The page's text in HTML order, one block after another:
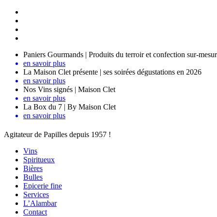
Paniers Gourmands | Produits du terroir et confection sur-
en savoir plus
La Maison Clet présente | ses soirées dégustations en 2026
en savoir plus
Nos Vins signés | Maison Clet
en savoir plus
La Box du 7 | By Maison Clet
en savoir plus
Agitateur de Papilles depuis 1957 !
Vins
Spiritueux
Bières
Bulles
Epicerie fine
Services
L’Alambar
Contact